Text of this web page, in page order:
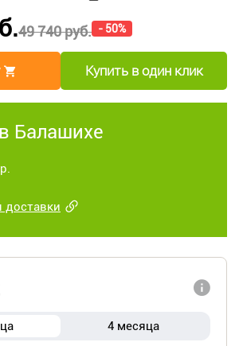
49 740 руб. - 50%
Купить в один клик
Балашихе
доставки
4 месяца